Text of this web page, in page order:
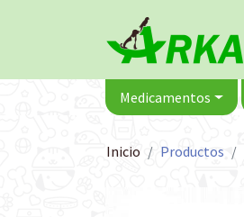
Medicamentos
Inicio Productos